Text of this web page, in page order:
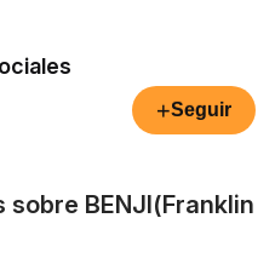
+Seguir
BENJI(Franklin